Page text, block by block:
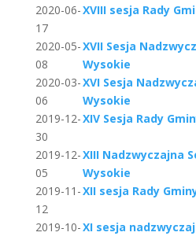
2020-06-
17
XVIII sesja Rady
2020-05-
08
XVII Sesja
Wysokie
2020-03-
06
XVI Sesja
Wysokie
2019-12-
30
XIV Sesja Rady
2019-12-
05
XIII Nadzwyczajna
Wysokie
2019-11-
12
XII sesja Rady
2019-10-XI sesja